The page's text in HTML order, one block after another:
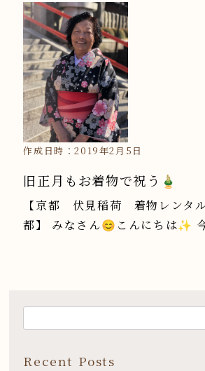
作成日時：2019年2月5日
旧正月もお着物で祝う🎍
【京都 伏見稲荷 着物レン
都】 みなさん😊こんにちは✨
Recent Posts